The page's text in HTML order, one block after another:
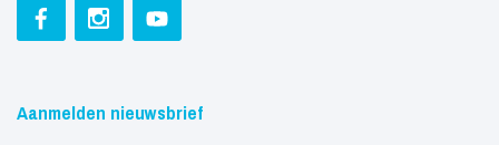
Aanmelden nieuwsbrief